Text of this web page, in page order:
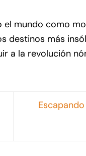
el mundo como
destinos más
a la revolución